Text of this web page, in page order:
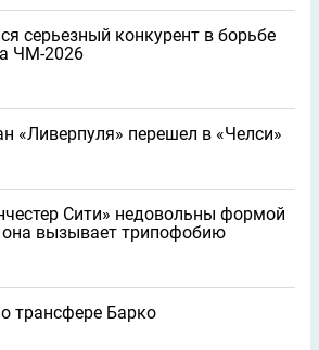
серьезный конкурент в борьбе
ЧМ-2026
«Ливерпуля» перешел в «Челси»
Сити» недовольны формой
она вызывает трипофобию
трансфере Барко